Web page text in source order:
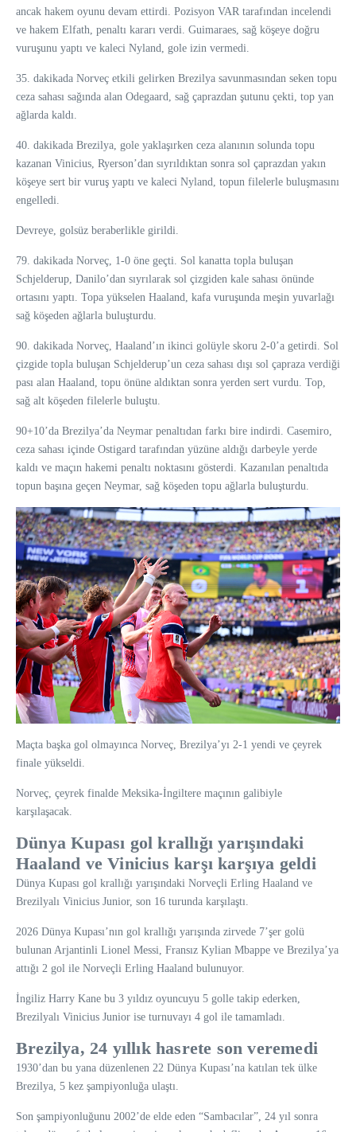
ancak hakem oyunu devam ettirdi. Pozisyon VAR tarafından incelendi
ve hakem Elfath, penaltı kararı verdi. Guimaraes, sağ köşeye doğru
vuruşunu yaptı ve kaleci Nyland, gole izin vermedi.
35. dakikada Norveç etkili gelirken Brezilya savunmasından seken topu
ceza sahası sağında alan Odegaard, sağ çaprazdan şutunu çekti, top yan
ağlarda kaldı.
40. dakikada Brezilya, gole yaklaşırken ceza alanının solunda topu
kazanan Vinicius, Ryerson’dan sıyrıldıktan sonra sol çaprazdan yakın
köşeye sert bir vuruş yaptı ve kaleci Nyland, topun filelerle buluşmasını
engelledi.
Devreye, golsüz beraberlikle girildi.
79. dakikada Norveç, 1-0 öne geçti. Sol kanatta topla buluşan
Schjelderup, Danilo’dan sıyrılarak sol çizgiden kale sahası önünde
ortasını yaptı. Topa yükselen Haaland, kafa vuruşunda meşin yuvarlağı
sağ köşeden ağlarla buluşturdu.
90. dakikada Norveç, Haaland’ın ikinci golüyle skoru 2-0’a getirdi. Sol
çizgide topla buluşan Schjelderup’un ceza sahası dışı sol çapraza verdiği
pası alan Haaland, topu önüne aldıktan sonra yerden sert vurdu. Top,
sağ alt köşeden filelerle buluştu.
90+10’da Brezilya’da Neymar penaltıdan farkı bire indirdi. Casemiro,
ceza sahası içinde Ostigard tarafından yüzüne aldığı darbeyle yerde
kaldı ve maçın hakemi penaltı noktasını gösterdi. Kazanılan penaltıda
topun başına geçen Neymar, sağ köşeden topu ağlarla buluşturdu.
Maçta başka gol olmayınca Norveç, Brezilya’yı 2-1 yendi ve çeyrek
finale yükseldi.
Norveç, çeyrek finalde Meksika-İngiltere maçının galibiyle
karşılaşacak.
Dünya Kupası gol krallığı yarışındaki
Haaland ve Vinicius karşı karşıya geldi
Dünya Kupası gol krallığı yarışındaki Norveçli Erling Haaland ve
Brezilyalı Vinicius Junior, son 16 turunda karşılaştı.
2026 Dünya Kupası’nın gol krallığı yarışında zirvede 7’şer golü
bulunan Arjantinli Lionel Messi, Fransız Kylian Mbappe ve Brezilya’ya
attığı 2 gol ile Norveçli Erling Haaland bulunuyor.
İngiliz Harry Kane bu 3 yıldız oyuncuyu 5 golle takip ederken,
Brezilyalı Vinicius Junior ise turnuvayı 4 gol ile tamamladı.
Brezilya, 24 yıllık hasrete son veremedi
1930’dan bu yana düzenlenen 22 Dünya Kupası’na katılan tek ülke
Brezilya, 5 kez şampiyonluğa ulaştı.
Son şampiyonluğunu 2002’de elde eden “Sambacılar”, 24 yıl sonra